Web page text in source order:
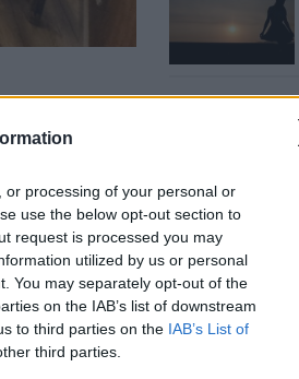
processing of your personal or
use the below opt-out section to
request is processed you may
utilized by us or personal
You may separately opt-out of the
on the IAB’s list of downstream
to third parties on the IAB’s List of
third parties.
dr.